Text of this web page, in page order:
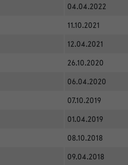
04.04.2022
11.10.2021
12.04.2021
26.10.2020
06.04.2020
07.10.2019
01.04.2019
08.10.2018
09.04.2018